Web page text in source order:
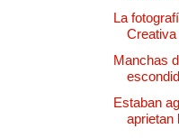
La
Manchas
Estaban
aprietan